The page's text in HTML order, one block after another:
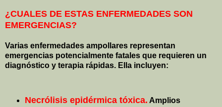
¿CUALES DE ESTAS ENFERMEDADES SON
EMERGENCIAS?
Varias enfermedades ampollares representan
emergencias potencialmente fatales que requieren un
diagnóstico y terapia rápidas. Ella incluyen:
Necrólisis epidérmica tóxica. Amplios